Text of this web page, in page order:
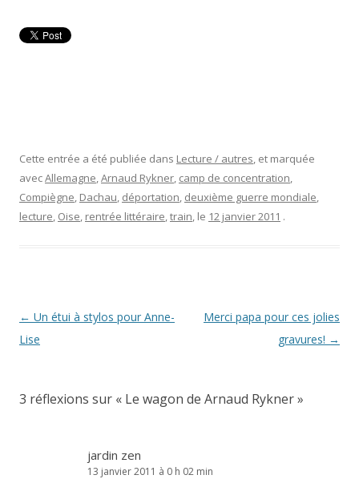
Cette entrée a été publiée dans Lecture / autres, et marquée
avecAllemagne,Arnaud Rykner, camp de concentration,
Compiègne, Dachau, déportation, deuxième guerre mondiale,
lecture, Oise, rentrée littéraire,train, le 12 janvier 2011 .
Navigation
des
← Un étui à stylos pour Anne-
Lise
Merci papa pour ces jolies
gravures! →
3 réflexions sur « Le wagon de Arnaud Rykner»
jardin zen
13 janvier 2011 à 0 h 02 min